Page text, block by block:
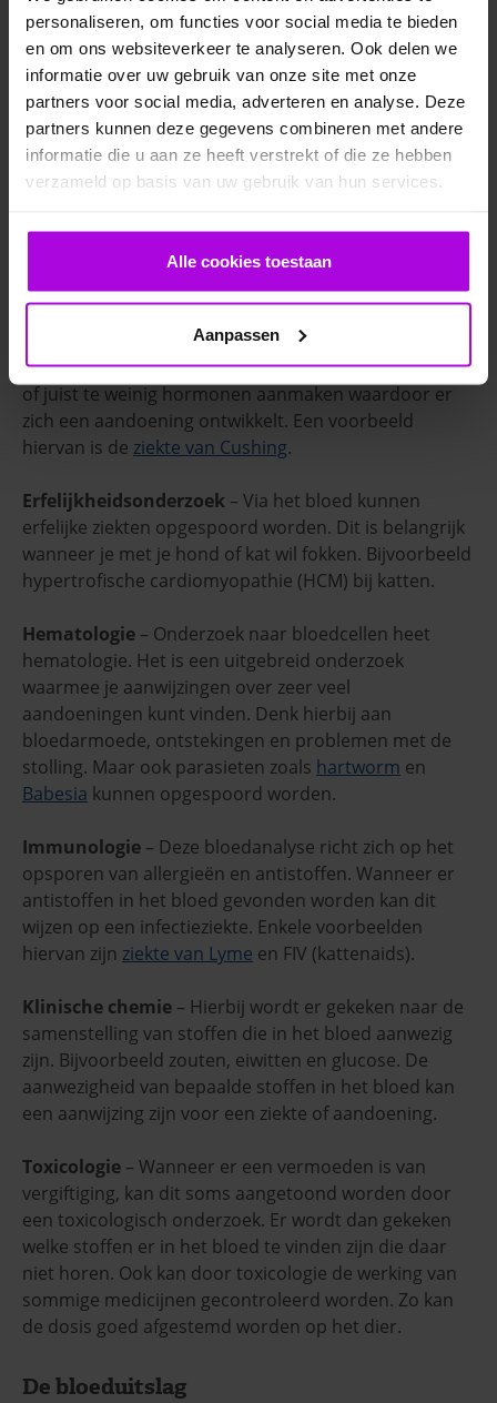
personaliseren, om functies voor social media te bieden
en om ons websiteverkeer te analyseren. Ook delen we
informatie over uw gebruik van onze site met onze
partners voor social media, adverteren en analyse. Deze
partners kunnen deze gegevens combineren met andere
informatie die u aan ze heeft verstrekt of die ze hebben
verzameld op basis van uw gebruik van hun services.
Alle cookies toestaan
Aanpassen
Soorten bloedonderzoek
Er zijn zeer veel verschillende soorten
afhankelijk van wat er geanalyseerd moet worden. Dit
zijn enkele soorten:
Endocrinologie
wordt naar hormonen en stofwisseling noemen we
dit endocrinologie. Sommige organen kunnen te veel
of juist te weinig hormonen aanmaken waardoor er
zich een aandoening ontwikkelt. Een voorbeeld
hiervan is de ziekte van Cushing.
Erfelijkheidsonderzoek – Via het bloed kunnen
erfelijke ziekten opgespoord worden. Dit is belangrijk
wanneer je met je hond of kat wil fokken. Bijvoorbeeld
hypertrofische cardiomyopathie (HCM) bij katten.
Hematologie – Onderzoek naar bloedcellen heet
hematologie. Het is een uitgebreid onderzoek
waarmee je aanwijzingen over zeer veel
aandoeningen kunt vinden. Denk hierbij aan
bloedarmoede, ontstekingen en problemen met de
stolling. Maar ook parasieten zoals hartworm en
Babesia kunnen opgespoord worden.
Immunologie – Deze bloedanalyse richt zich op het
opsporen van allergieën en antistoffen. Wanneer er
antistoffen in het bloed gevonden worden kan dit
wijzen op een infectieziekte. Enkele voorbeelden
hiervan zijn ziekte van Lyme en FIV (kattenaids).
Klinische chemie – Hierbij wordt er gekeken naar de
samenstelling van stoffen die in het bloed aanwezig
zijn. Bijvoorbeeld zouten, eiwitten en glucose. De
aanwezigheid van bepaalde stoffen in het bloed kan
een aanwijzing zijn voor een ziekte of aandoening.
Toxicologie – Wanneer er een vermoeden is van
vergiftiging, kan dit soms aangetoond worden door
een toxicologisch onderzoek. Er wordt dan gekeken
welke stoffen er in het bloed te vinden zijn die daar
niet horen. Ook kan door toxicologie de werking van
sommige medicijnen gecontroleerd worden. Zo kan
de dosis goed afgestemd worden op het dier.
De bloeduitslag